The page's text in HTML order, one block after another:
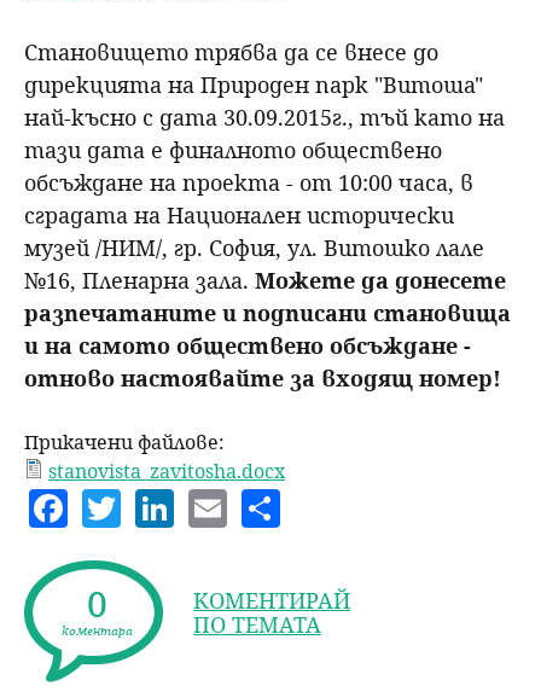
Становището трябва да се внесе до
дирекцията на Природен парк "Витоша"
най-късно с дата 30.09.2015г., тъй като на
тази дата е финалното обществено
обсъждане на проекта - от 10:00 часа, в
сградата на Национален исторически
музей /НИМ/, гр. София, ул. Витошко лале
№16, Пленарна зала. Можете да донесете
разпечатаните и подписани становища
и на самото обществено обсъждане -
отново настоявайте за входящ номер!
Прикачени файлове:
stanovista_zavitosha.docx
F
a
c
e
b
T
w
itt
er
Li
n
k
e
E
m
ai
l
a
re
0
коментара
КОМЕНТИРАЙ
ПО ТЕМАТА